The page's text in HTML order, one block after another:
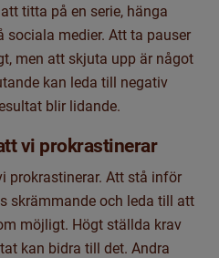
titta på en serie, hänga
sociala medier. Att ta pauser
men att skjuta upp är något
kan leda till negativ
blir lidande.
vi prokrastinerar
prokrastinerar. Att stå inför
skrämmande och leda till att
möjligt. Högt ställda krav
kan bidra till det. Andra